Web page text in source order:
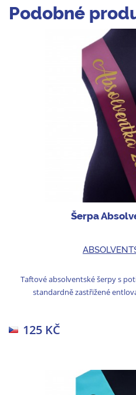
Podobné
Šerpa
Taftové absolventské šerpy s
standardně zastřižené
125 KČ